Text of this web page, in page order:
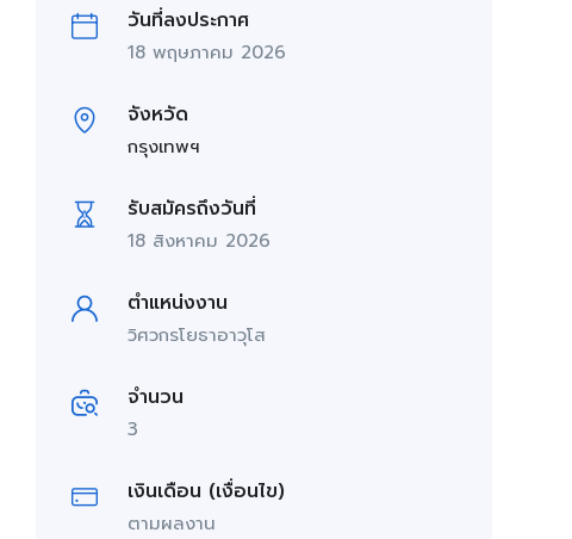
วันที่ลงประกาศ
18 พฤษภาคม 2026
จังหวัด
กรุงเทพฯ
รับสมัครถึงวันที่
18 สิงหาคม 2026
ตำแหน่งงาน
วิศวกรโยธาอาวุโส
จำนวน
3
เงินเดือน (เงื่อนไข)
ตามผลงาน